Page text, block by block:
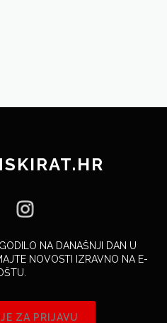
NA DANAŠNJI DAN U
NOVOSTI IZRAVNO NA E-
ZA PRIJAVU